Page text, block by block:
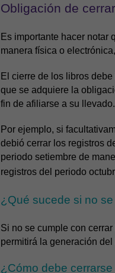
Obligación de
Es importante hacer notar
manera física o
El cierre de los libros
que se adquiere la
fin de afiliarse a su llevado.
Por ejemplo, si
debió cerrar los registros
periodo setiembre de
registros del periodo
¿Qué sucede si no
Si no se cumple con
permitirá la generación
¿Cómo debe